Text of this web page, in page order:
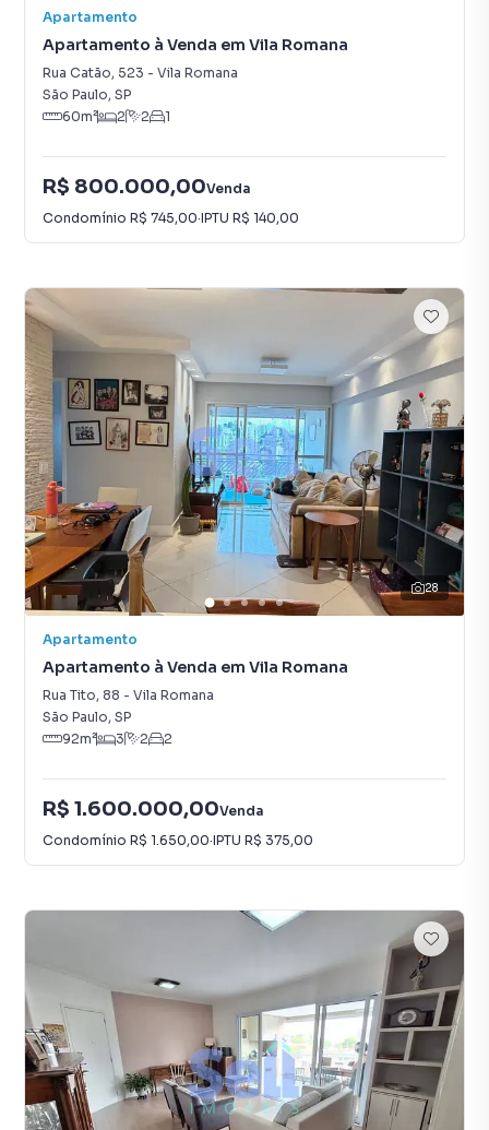
Apartamento
Apartamento à Venda em Vila Romana
Rua Catão, 523 - Vila Romana
São Paulo, SP
60m² 2 2 1
R$ 800.000,00Venda
Condomínio R$ 745,00·IPTU R$ 140,00
28
Apartamento
Apartamento à Venda em Vila Romana
Rua Tito, 88 - Vila Romana
São Paulo, SP
92m² 3 2 2
R$ 1.600.000,00Venda
Condomínio R$ 1.650,00·IPTU R$ 375,00